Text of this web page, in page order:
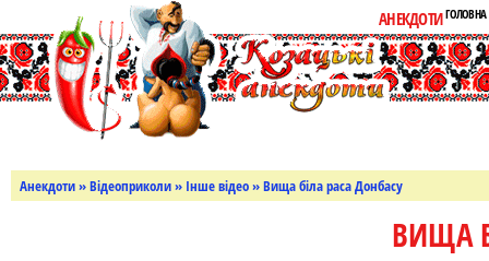
АНЕКДОТИГОЛОВНА
Анекдоти»Відеоприколи» Інше відео» Вища біла раса Донбасу
ВИЩА